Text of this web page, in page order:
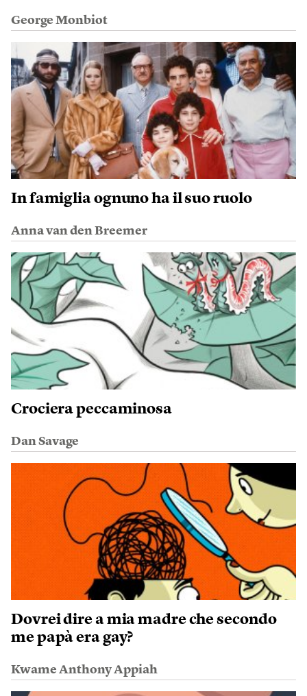
George Monbiot
In famiglia ognuno ha il suo ruolo
Anna van den Breemer
Crociera peccaminosa
Dan Savage
Dovrei dire a mia madre che secondo
me papà era gay?
Kwame Anthony Appiah